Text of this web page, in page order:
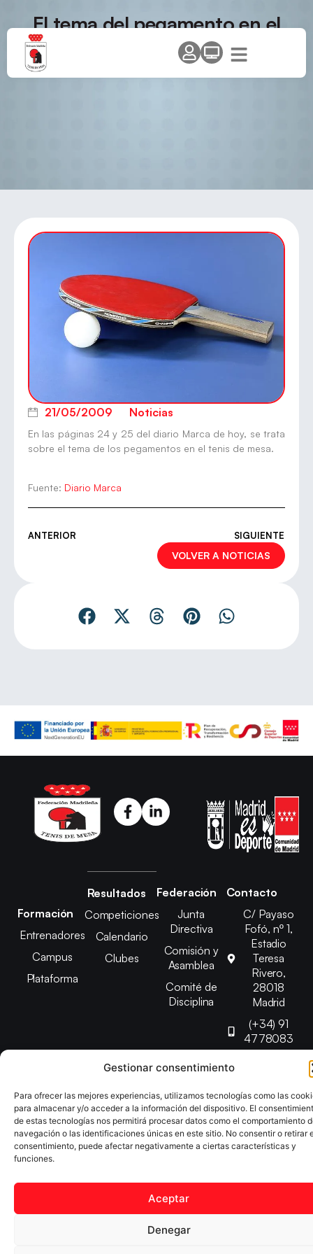
Gestionar consentimiento
Para ofrecer las mejores experiencias, utilizamos tecnologías como las
para almacenar y/o acceder a la información del dispositivo. El
de estas tecnologías nos permitirá procesar datos como el comportamiento
navegación o las identificaciones únicas en este sitio. No consentir o retirar
consentimiento, puede afectar negativamente a ciertas características y
funciones.
Aceptar
Denegar
El tema del pegamento en el
diario Marca de hoy
21/05/2009 Noticias
En las páginas 24 y 25 del diario Marca de hoy, se trata
sobre el tema de los pegamentos en el tenis de mesa.
Fuente: Diario Marca
ANTERIOR SIGUIENTE
VOLVER A NOTICIAS
Formación
Entrenadores
Campus
Plataforma
Resultados
Competiciones
Calendario
Clubes
Federación
Junta
Directiva
Comisión y
Asamblea
Comité de
Disciplina
Contacto
C/ Payaso
Fofó, nº 1,
Estadio
Teresa
Rivero,
28018
Madrid
(+34) 91
4778083
Copyright © 2025 Federación Madrileña de Tenis de Mesa |
Desarrollado porTOOOLS
Aviso Legal